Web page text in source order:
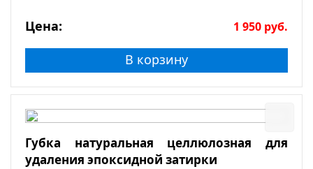
Цена: 1 950 руб.
В корзину
Губка натуральная целлюлозная для
удаления эпоксидной затирки